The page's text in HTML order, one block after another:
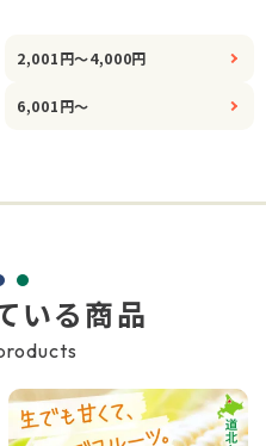
2,001円～4,000円
6,001円～
いる商品